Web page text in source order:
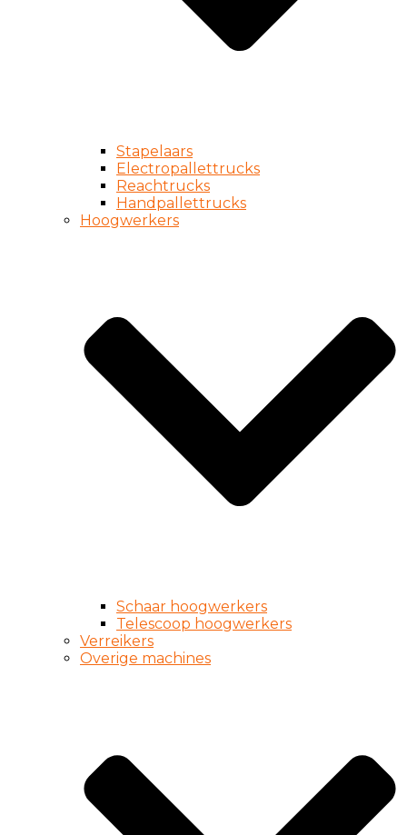
Stapelaars
Electropallettrucks
Reachtrucks
Handpallettrucks
Hoogwerkers
Schaar hoogwerkers
Telescoop hoogwerkers
Verreikers
Overige machines